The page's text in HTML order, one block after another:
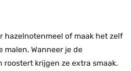
hazelnotenmeel of maak het zelf
Wanneer je de
roostert krijgen ze extra smaak.